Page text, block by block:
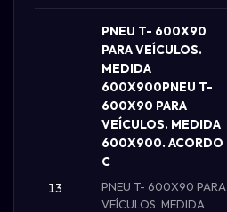
13
PNEU T- 600X90
PARA VEÍCULOS.
MEDIDA
600X900PNEU T-
600X90 PARA
VEÍCULOS. MEDIDA
600X900. ACORDO
C
PNEU T- 600X90 PARA
VEÍCULOS. MEDIDA